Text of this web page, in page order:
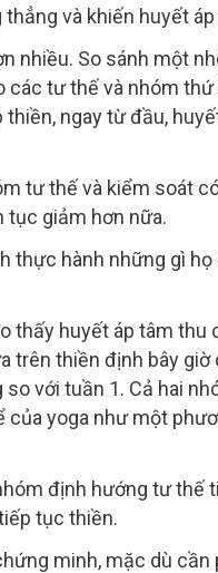
và khiến huyết
nhiều. So sánh một
tư thế và nhóm thứ
ngay từ đầu,
tư thế và kiểm soát
tục giảm hơn nữa.
thực hành những gì họ
thấy huyết áp tâm thu
trên thiền định bây giờ
với tuần 1. Cả hai
yoga như một
định hướng tư thế
tục thiền.
minh, mặc dù cần